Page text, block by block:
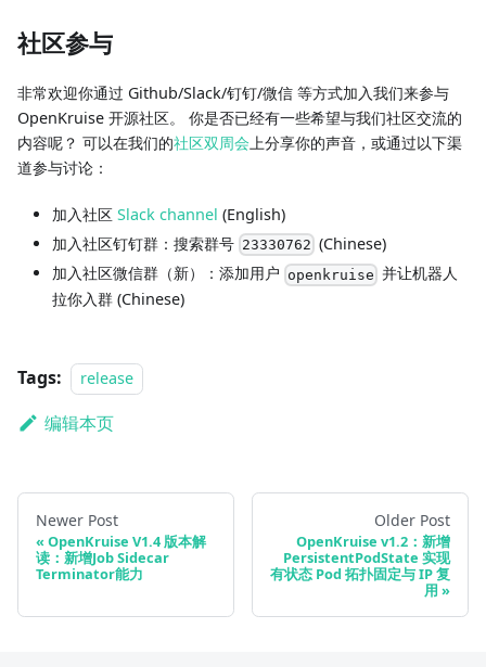
社区参与
非常欢迎你通过 Github/Slack/钉钉/微信 等方式加入我们来参与
OpenKruise 开源社区。 你是否已经有一些希望与我们社区交流的
内容呢？ 可以在我们的社区双周会 上分享你的声音，或通过以下渠
道参与讨论：
加入社区 Slack channel (English)
加入社区钉钉群：搜索群号 23330762 (Chinese)
加入社区微信群（新）：添加用户 openkruise 并让机器人
拉你入群 (Chinese)
Tags: release
编辑本页
Newer Post
OpenKruise V1.4 版本解
读：新增Job Sidecar
Terminator能力
Older Post
OpenKruise v1.2：新增
PersistentPodState 实现
有状态 Pod 拓扑固定与 IP 复
用